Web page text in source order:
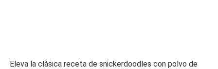
Eleva la clásica receta de snickerdoodles con polvo de